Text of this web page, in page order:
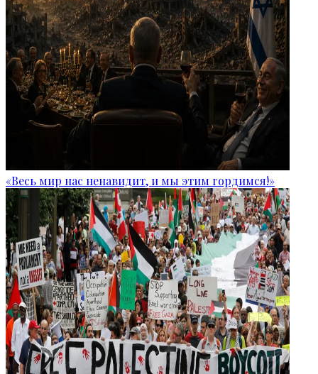
«Весь мир нас ненавидит, и мы этим гордимся!»